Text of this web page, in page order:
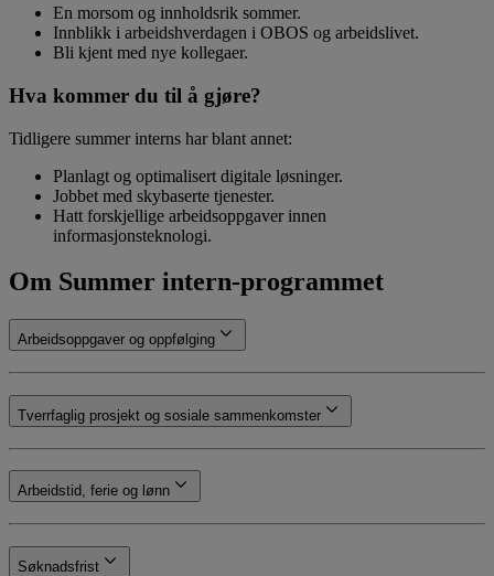
En morsom og innholdsrik sommer.
Innblikk i arbeidshverdagen i OBOS og arbeidslivet.
Bli kjent med nye kollegaer.
Hva kommer du til å gjøre?
Tidligere summer interns har blant annet:
Planlagt og optimalisert digitale løsninger.
Jobbet med skybaserte tjenester.
Hatt forskjellige arbeidsoppgaver innen
informasjonsteknologi.
Om Summer intern-programmet
Arbeidsoppgaver og oppfølging
Tverrfaglig prosjekt og sosiale sammenkomster
Arbeidstid, ferie og lønn
Søknadsfrist